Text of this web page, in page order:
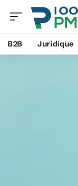
B2B Juridique